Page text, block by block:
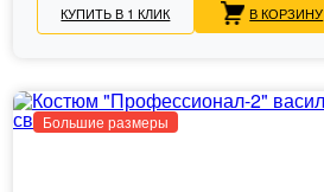
КУПИТЬ В 1 КЛИК В КОРЗИНУ
Большие размеры